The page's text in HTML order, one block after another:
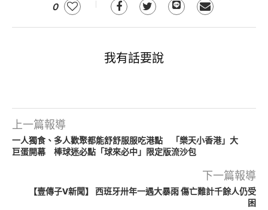
0
我有話要說
上一篇報導
一人獨食、多人歡聚都能舒舒服服吃港點 「樂天小香港」大
巨蛋開幕 棒球迷必點「球來必中」限定版流沙包
下一篇報導
【壹傳子V新聞】 西班牙卅年一遇大暴雨 傷亡難計千餘人仍受
困